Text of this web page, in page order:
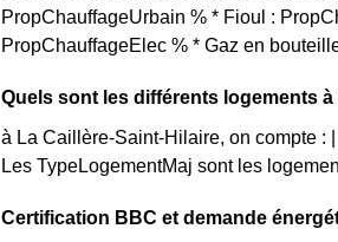
PropChauffageUrbain % * Fioul :
PropChauffageElec % * Gaz en
Quels sont les différents logements
à La Caillère-Saint-Hilaire, on compte :
Les TypeLogementMaj sont les
Certification BBC et demande